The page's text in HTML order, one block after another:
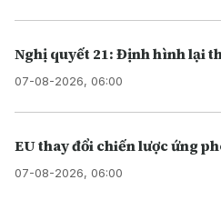
Nghị quyết 21: Định hình lại
07-08-2026, 06:00
EU thay đổi chiến lược ứng
07-08-2026, 06:00